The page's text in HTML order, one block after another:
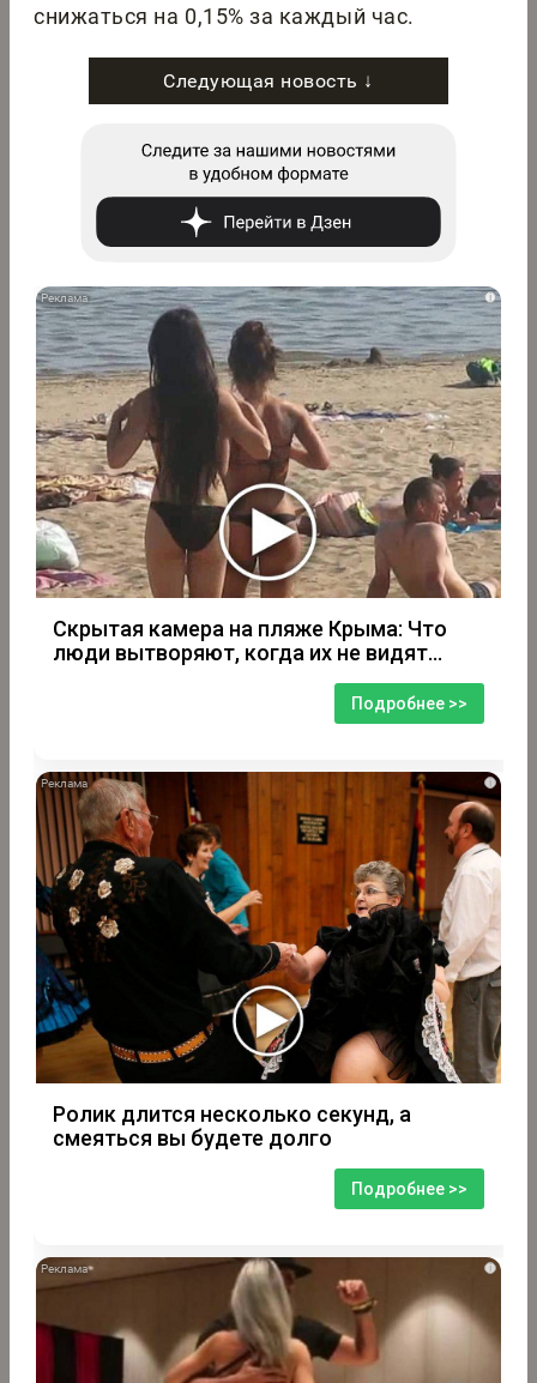
снижаться на 0,15% за каждый час.
Следующая новость ↓
i
Скрытая камера на пляже Крыма: Что
люди вытворяют, когда их не видят...
Подробнее >>
i
Ролик длится несколько секунд, а
смеяться вы будете долго
Подробнее >>
i